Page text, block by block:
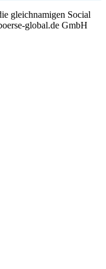
gleichnamigen Social
global.de GmbH